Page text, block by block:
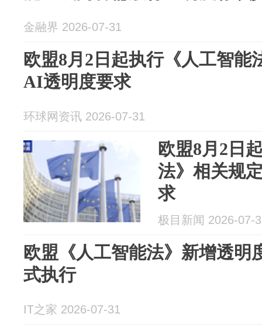
金融界 2026-07-31
欧盟8月2日起执行《人工智能
AI透明度要求
环球网资讯 2026-07-31
欧盟8月2日
法》相关规
求
极目新闻 2026-07-
欧盟《人工智能法》新增透明
式执行
IT之家 2026-07-31